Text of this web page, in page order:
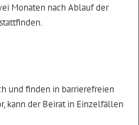
Monaten nach Ablauf der
und finden in barrierefreien
kann der Beirat in Einzelfällen